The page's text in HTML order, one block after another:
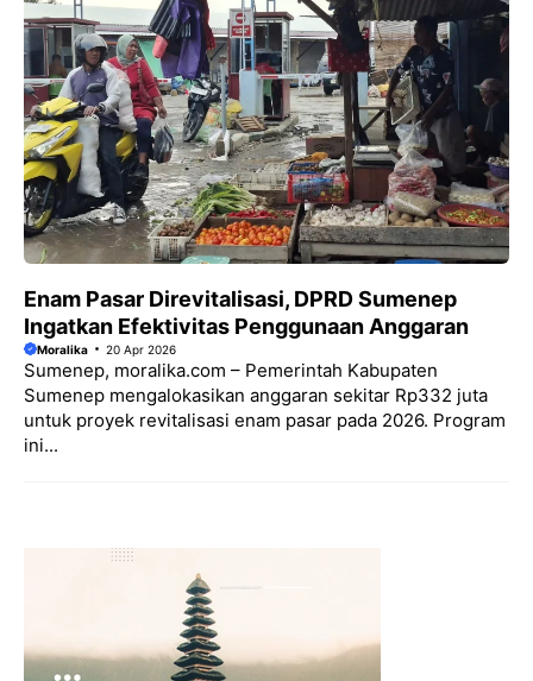
Enam Pasar Direvitalisasi, DPRD Sumenep
Ingatkan Efektivitas Penggunaan Anggaran
Moralika 20 Apr 2026
Sumenep, moralika.com – Pemerintah Kabupaten
Sumenep mengalokasikan anggaran sekitar Rp332 juta
untuk proyek revitalisasi enam pasar pada 2026. Program
ini...